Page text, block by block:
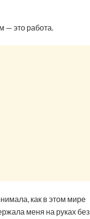
— это работа.
как в этом мире
меня на руках без